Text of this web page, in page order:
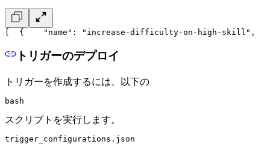
  {
    "name": "increase-difficulty-on-high-skill",
トリガーのデプロイ
トリガーを作成するには、以下の
bash
スクリプトを実行します。
trigger_configurations.json